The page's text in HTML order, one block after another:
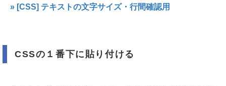
» [CSS] テキストの文字サイズ・行間確認用
CSSの１番下に貼り付ける